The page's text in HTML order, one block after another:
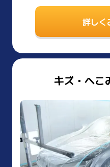
詳しく
キズ・へこ